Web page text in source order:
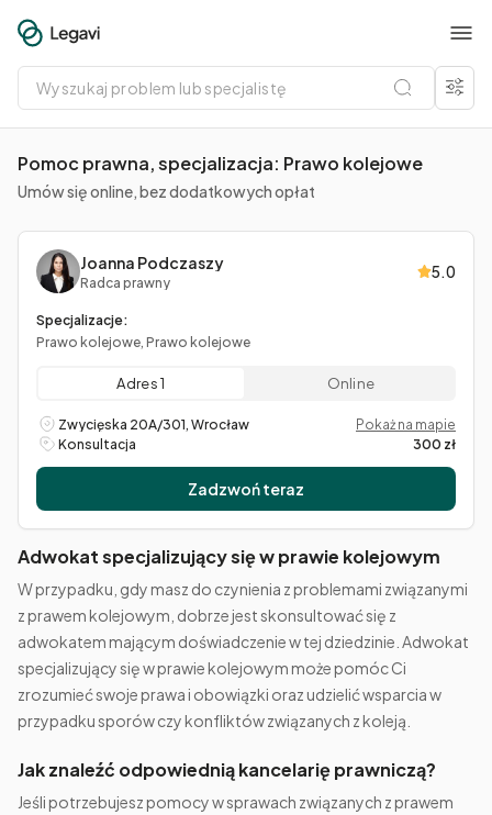
Wyszukaj
problem
lub
specjalistę
Pomoc prawna, specjalizacja: Prawo kolejowe
Umów się online, bez dodatkowych opłat
Joanna Podczaszy
Radca prawny
5.0
Specjalizacje:
Prawo kolejowe, Prawo kolejowe
Adres 1 Online
Zwycięska 20A/301, Wrocław
Pokaż na mapie
Konsultacja
300 zł
Zadzwoń teraz
Adwokat specjalizujący się w prawie kolejowym
W przypadku, gdy masz do czynienia z problemami związanymi
z prawem kolejowym, dobrze jest skonsultować się z
adwokatem mającym doświadczenie w tej dziedzinie. Adwokat
specjalizujący się w prawie kolejowym może pomóc Ci
zrozumieć swoje prawa i obowiązki oraz udzielić wsparcia w
przypadku sporów czy konfliktów związanych z koleją.
Jak znaleźć odpowiednią kancelarię prawniczą?
Jeśli potrzebujesz pomocy w sprawach związanych z prawem